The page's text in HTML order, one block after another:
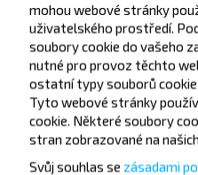
Chcete cestovat
levněji?
mohou webové stránky
uživatelského prostředí.
soubory cookie do vašeho
nutné pro provoz těchto
ostatní typy souborů
Tyto webové stránky
cookie. Některé soubory
stran zobrazované na
Svůj souhlas se zásadami